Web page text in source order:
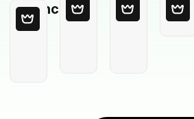
bianco